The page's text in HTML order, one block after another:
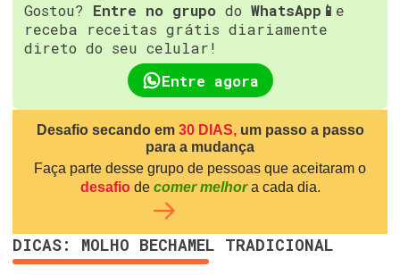
Gostou? Entre no grupo do WhatsApp📱 e
receba receitas grátis diariamente
direto do seu celular!
Entre agora
Desafio secando em 30 DIAS, um passo a passo
para a mudança
Faça parte desse grupo de pessoas que aceitaram o
desafio de comer melhora cada dia.
DICAS: MOLHO BECHAMEL TRADICIONAL